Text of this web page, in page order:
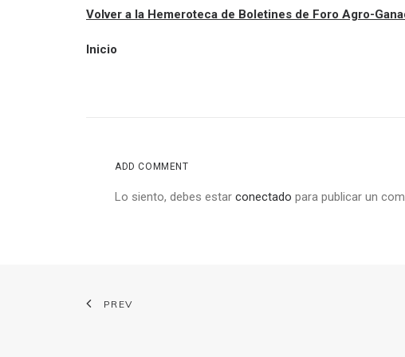
Volver a la Hemeroteca de Boletines de Foro Agro-
Inicio
ADD COMMENT
Lo siento, debes estar conectado para publicar un
PREV